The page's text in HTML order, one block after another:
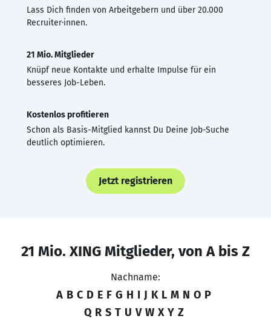
Lass Dich finden von Arbeitgebern und über 20.000
Recruiter·innen.
21 Mio. Mitglieder
Knüpf neue Kontakte und erhalte Impulse für ein
besseres Job-Leben.
Kostenlos profitieren
Schon als Basis-Mitglied kannst Du Deine Job-Suche
deutlich optimieren.
Jetzt registrieren
21 Mio. XING Mitglieder, von A bis Z
Nachname:
A B C D E F G H I J K L M N O P
Q R S T U V W X Y Z